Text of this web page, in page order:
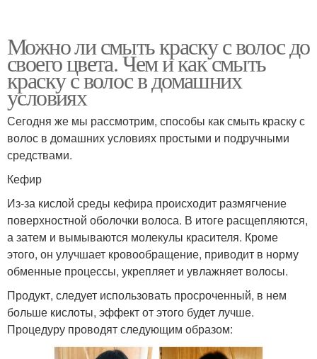
Можно ли смыть краску с волос до
своего цвета. Чем и как смыть
краску с волос в домашних
условиях
Сегодня же мы рассмотрим, способы как смыть краску с
волос в домашних условиях простыми и подручными
средствами.
Кефир
Из-за кислой среды кефира происходит размягчение
поверхностной оболочки волоса. В итоге расщепляются,
а затем и вымываются молекулы красителя. Кроме
этого, он улучшает кровообращение, приводит в норму
обменные процессы, укрепляет и увлажняет волосы.
Продукт, следует использовать просроченный, в нем
больше кислоты, эффект от этого будет лучше.
Процедуру проводят следующим образом: